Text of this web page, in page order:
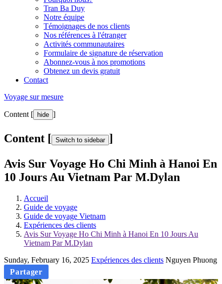
Tran Ba Duy
Notre équipe
Témoignages de nos clients
Nos références à l'étranger
Activités communautaires
Formulaire de signature de réservation
Abonnez-vous à nos promotions
Obtenez un devis gratuit
Contact
Voyage sur mesure
Content [ hide ]
Content [ Switch to sidebar ]
Avis Sur Voyage Ho Chi Minh à Hanoi En
10 Jours Au Vietnam Par M.Dylan
Accueil
Guide de voyage
Guide de voyage Vietnam
Expériences des clients
Avis Sur Voyage Ho Chi Minh à Hanoi En 10 Jours Au
Vietnam Par M.Dylan
Sunday, February 16, 2025 Expériences des clients Nguyen Phuong
Partager